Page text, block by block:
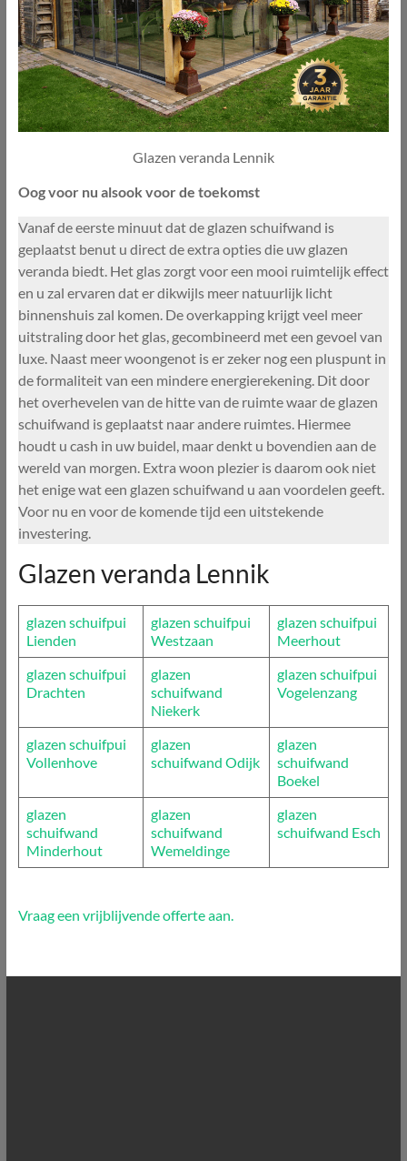
Glazen veranda Lennik
Oog voor nu alsook voor de toekomst
Vanaf de eerste minuut dat de glazen schuifwand is
geplaatst benut u direct de extra opties die uw glazen
veranda biedt. Het glas zorgt voor een mooi ruimtelijk effect
en u zal ervaren dat er dikwijls meer natuurlijk licht
binnenshuis zal komen. De overkapping krijgt veel meer
uitstraling door het glas, gecombineerd met een gevoel van
luxe. Naast meer woongenot is er zeker nog een pluspunt in
de formaliteit van een mindere energierekening. Dit door
het overhevelen van de hitte van de ruimte waar de glazen
schuifwand is geplaatst naar andere ruimtes. Hiermee
houdt u cash in uw buidel, maar denkt u bovendien aan de
wereld van morgen. Extra woon plezier is daarom ook niet
het enige wat een glazen schuifwand u aan voordelen geeft.
Voor nu en voor de komende tijd een uitstekende
investering.
Glazen veranda Lennik
glazen schuifpui
Lienden
glazen schuifpui
Westzaan
glazen schuifpui
Meerhout
glazen schuifpui
Drachten
glazen
schuifwand
Niekerk
glazen schuifpui
Vogelenzang
glazen schuifpui
Vollenhove
glazen
schuifwand Odijk
glazen
schuifwand
Boekel
glazen
schuifwand
Minderhout
glazen
schuifwand
Wemeldinge
glazen
schuifwand Esch
Vraag een vrijblijvende offerte aan.